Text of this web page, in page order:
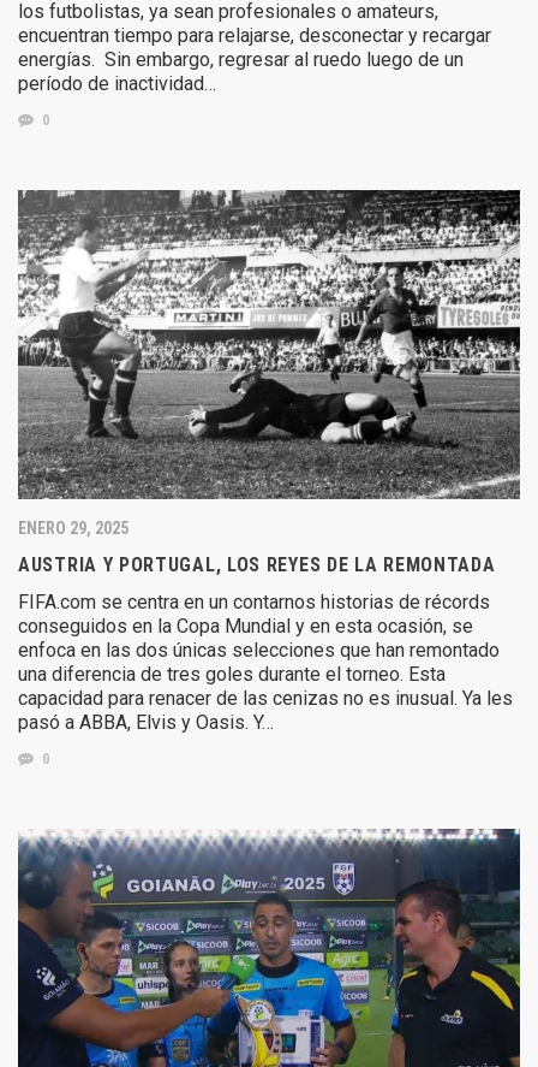
los futbolistas, ya sean profesionales o amateurs,
encuentran tiempo para relajarse, desconectar y recargar
energías. Sin embargo, regresar al ruedo luego de un
período de inactividad…
0
ENERO 29, 2025
AUSTRIA Y PORTUGAL, LOS REYES DE LA REMONTADA
FIFA.com se centra en un contarnos historias de récords
conseguidos en la Copa Mundial y en esta ocasión, se
enfoca en las dos únicas selecciones que han remontado
una diferencia de tres goles durante el torneo. Esta
capacidad para renacer de las cenizas no es inusual. Ya les
pasó a ABBA, Elvis y Oasis. Y…
0